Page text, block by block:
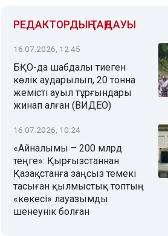
РЕДАКТОРДЫҢ ТАҢДАУЫ
16.07.2026, 12:45
БҚО-да шабдалы тиеген
көлік аударылып, 20 тонна
жемісті ауыл тұрғындары
жинап алған (ВИДЕО)
16.07.2026, 10:24
«Айналымы – 200 млрд
теңге»: Қырғызстаннан
Қазақстанға заңсыз темекі
тасыған қылмыстық топтың
«көкесі» лауазымды
шенеунік болған